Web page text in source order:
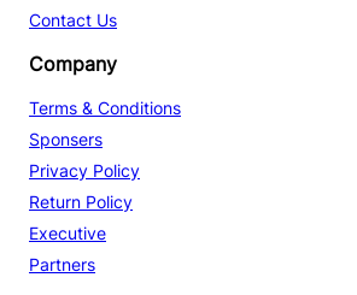
Contact Us
Company
Terms & Conditions
Sponsers
Privacy Policy
Return Policy
Executive
Partners